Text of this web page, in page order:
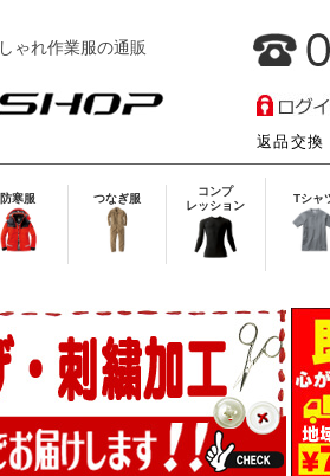
れ作業服の通販
返品交換
防寒服 つなぎ服
コンプ
レッション
Tシャ